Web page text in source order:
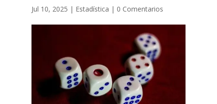
Jul 10, 2025 | Estadística | 0 Comentarios